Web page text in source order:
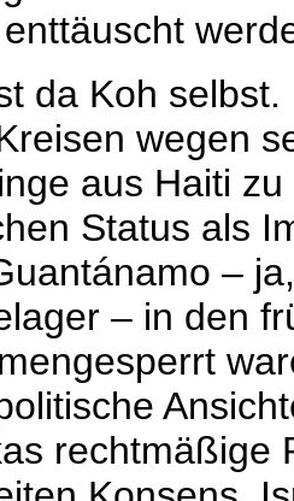
enttäuscht
da Koh
wegen
aus Haiti
Status als
–
– in den
rechtmäßige